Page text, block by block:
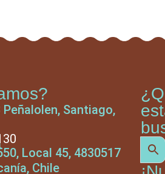
Santiago,
Local 45, 4830517
Chile